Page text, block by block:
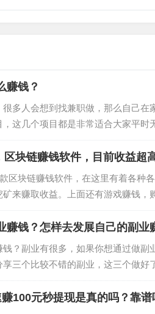
赚钱？
多人会想到找兼职做，那么自己
这几个项目都是非常适合大家平
辅助赚钱微信辅助是这两年很流行
块链赚钱软件，目前收益超
区块链赚钱软件，在这里有着各种
来赚取收益。上面还有游戏赚钱，
产一个福星，福星单价最高1.5美元
赚钱？怎样去发展自己的副业
？副业有很多，如果你想通过做副
三个比较不错的副业，这三个做好
频领域如果你说抖音现在进去已经
100元秒提现是真的吗？靠谱